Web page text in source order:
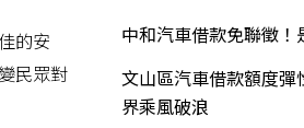
的安
民眾對
中和汽車借款免聯徵！
文山區汽車借款額度
界乘風破浪